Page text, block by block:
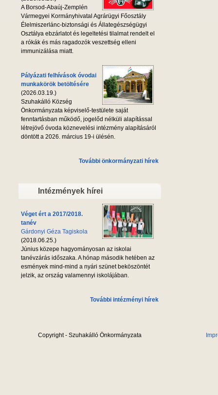
A Borsod-Abaúj-Zemplén
Vármegyei Kormányhivatal Agrárügyi Főosztály
Élelmiszerlánc-biztonsági és Állategészségügyi
Osztálya ebzárlatot és legeltetési tilalmat rendelt el
a rókák és más ragadozók veszettség elleni
immunizálása miatt.
Pályázati felhívások óvodai
munkakörök betöltésére
(2026.03.19.)
Szuhakálló Község
Önkormányzata képviselő-testülete saját
fenntartásban működő, jogelőd nélküli alapítással
létrejövő óvoda köznevelési intézmény alapításáról
döntött a 2026. március 19-i ülésén.
További önkormányzati hírek
Intézmények hírei
Véget ért a 2017/2018.
tanév
Gárdonyi Géza Tagiskola
(2018.06.25.)
Június közepe hagyományosan az iskolai
tanévzárás időszaka. A hónap második hetében az
esmények mind-mind a nyári szünet beköszöntét
jelzik, az ország valamennyi iskolájában.
További intézményi hírek
Copyright - Szuhakálló Önkormányzata